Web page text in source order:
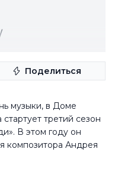
Поделиться
музыки, в Доме
третий сезон
В этом году он
композитора Андрея